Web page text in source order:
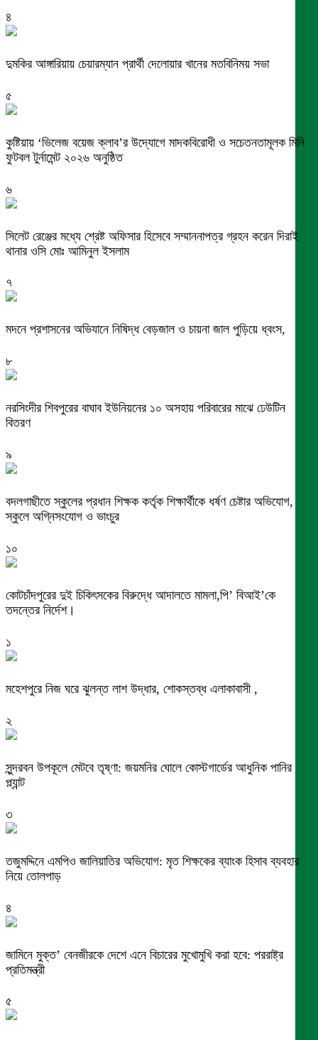
৪
দুমকির আঙ্গারিয়ায় চেয়ারম্যান প্রার্থী দেলোয়ার খানের মতবিনিময় সভা
৫
কুষ্টিয়ায় ‘ভিলেজ বয়েজ ক্লাব’র উদ্যোগে মাদকবিরোধী ও সচেতনতামূলক মিনি
ফুটবল টুর্নামেন্ট ২০২৬ অনুষ্ঠিত
৬
সিলেট রেঞ্জের মধ্যে শ্রেষ্ট অফিসার হিসেবে সম্মাননাপত্র গ্রহন করেন দিরাই
থানার ওসি মোঃ আমিনুল ইসলাম
৭
মদনে প্রশাসনের অভিযানে নিষিদ্ধ বেড়জাল ও চায়না জাল পুড়িয়ে ধ্বংস,
৮
নরসিংদীর শিবপুরের বাঘাব ইউনিয়নের ১০ অসহায় পরিবারের মাঝে ঢেউটিন
বিতরণ
৯
বদলগাছীতে স্কুলের প্রধান শিক্ষক কর্তৃক শিক্ষার্থীকে ধর্ষণ চেষ্টার অভিযোগ,
স্কুলে অগ্নিসংযোগ ও ভাংচুর
১০
কোটচাঁদপুরের দুই চিকিৎসকের বিরুদ্ধে আদালতে মামলা,পি’ বিআই’কে
তদন্তের নির্দেশ।
১
মহেশপুরে নিজ ঘরে ঝুলন্ত লাশ উদ্ধার, শোকস্তব্ধ এলাকাবাসী ,
২
সুন্দরবন উপকূলে মেটবে তৃষ্ণা: জয়মনির ঘোলে কোস্টগার্ডের আধুনিক পানির
প্ল্যান্ট
৩
তজুমদ্দিনে এমপিও জালিয়াতির অভিযোগ: মৃত শিক্ষকের ব্যাংক হিসাব ব্যবহার
নিয়ে তোলপাড়
৪
জামিনে মুক্ত’ বেনজীরকে দেশে এনে বিচারের মুখোমুখি করা হবে: পররাষ্ট্র
প্রতিমন্ত্রী
৫